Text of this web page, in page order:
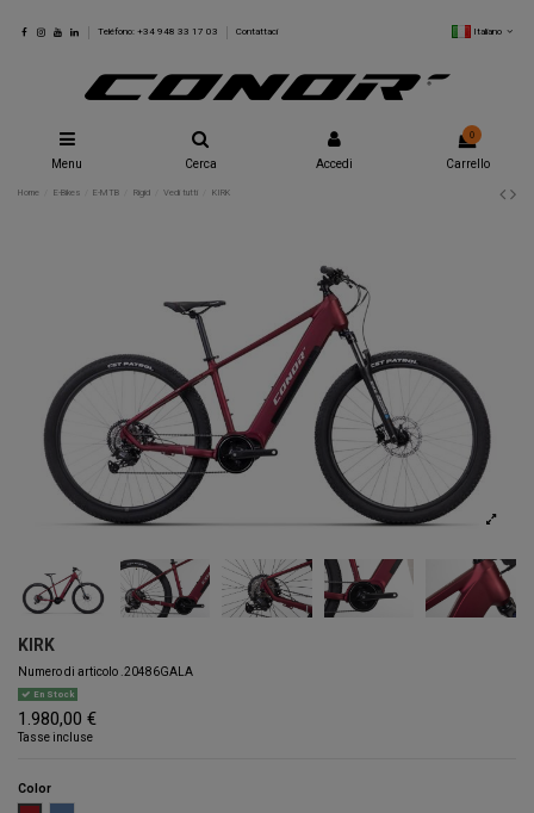
Teléfono: +34 948 33 17 03 Contattaci Italiano
Menu Cerca Accedi
0
Carrello
Home E-Bikes E-MTB Rigid Vedi tutti KIRK
KIRK
Numero di articolo .20486GALA
En Stock
1.980,00 €
Tasse incluse
Color